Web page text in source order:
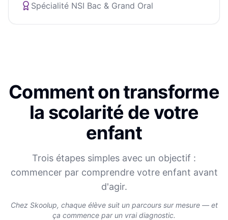
Spécialité NSI Bac & Grand Oral
Comment on transforme
la scolarité de votre
enfant
Trois étapes simples avec un objectif :
commencer par comprendre votre enfant avant
d'agir.
Chez Skoolup, chaque élève suit un parcours sur mesure — et
ça commence par un vrai diagnostic.